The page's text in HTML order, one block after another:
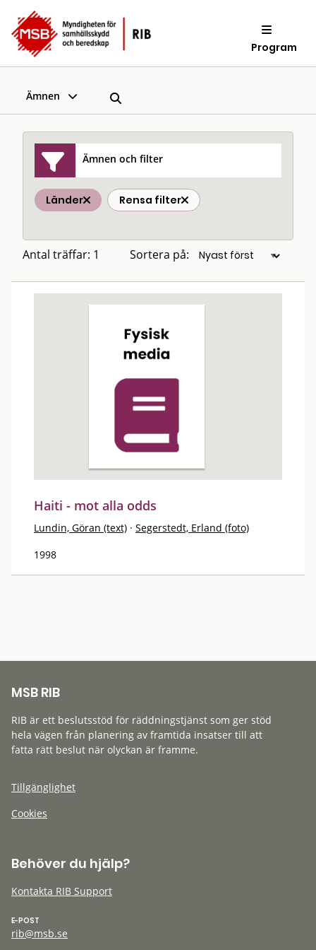
Program
Ämnen
Ämnen och filter
Länder Rensa filter
Antal träffar: 1 Sortera på:
Haiti - mot alla odds
Lundin, Göran (text) · Segerstedt, Erland (foto)
1998
MSB RIB
RIB är ett beslutsstöd för räddningstjänst som ger stöd
hela vägen från planering av framtida insatser till att
fatta rätt beslut när olyckan är framme.
Tillgänglighet
Cookies
Behöver du hjälp?
Kontakta RIB Support
E-POST
rib@msb.se